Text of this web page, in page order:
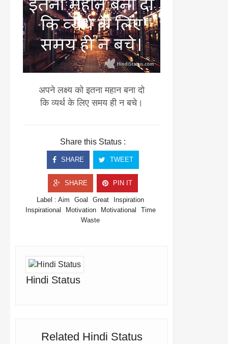
अपने लक्ष्य को इतना महान बना दो
कि व्यर्थ के लिए समय ही न बचे।
Share this Status :
SHARE TWEET
SHARE PIN IT
Label : Aim Goal Great
Inspiration
Inspirational
Motivation Motivational
Time
Waste
Hindi Status
Related Hindi Status